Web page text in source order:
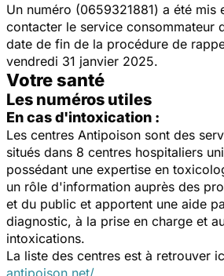
Un numéro (0659321881) a été mis
contacter le service consommateur
date de fin de la procédure de
vendredi 31 janvier 2025.
Votre santé
Les numéros utiles
En cas d'intoxication :
Les centres Antipoison sont des
situés dans 8 centres hospitaliers
possédant une expertise en
un rôle d'information auprès des
et du public et apportent une aide
diagnostic, à la prise en charge et
intoxications.
La liste des centres est à retrouver
antipoison.net/